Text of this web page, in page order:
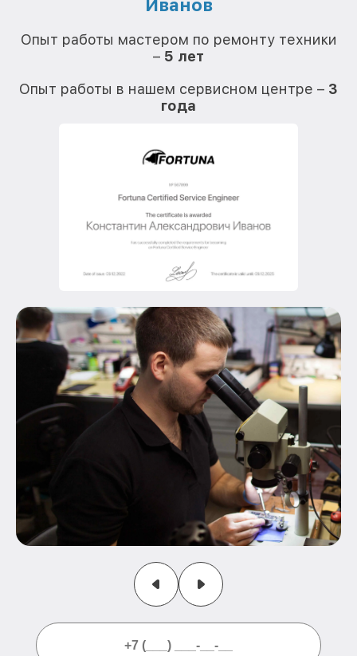
Иванов
Опыт работы мастером по ремонту техники
– 5 лет
Опыт работы в нашем сервисном центре – 3
года